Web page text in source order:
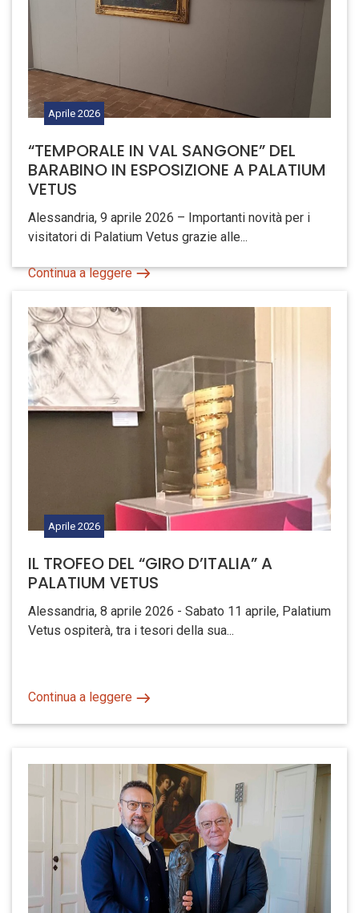
Aprile 2026
“TEMPORALE IN VAL SANGONE” DEL
BARABINO IN ESPOSIZIONE A PALATIUM
VETUS
Alessandria, 9 aprile 2026 – Importanti novità per i
visitatori di Palatium Vetus grazie alle...
Continua a leggere
Aprile 2026
IL TROFEO DEL “GIRO D’ITALIA” A
PALATIUM VETUS
Alessandria, 8 aprile 2026 - Sabato 11 aprile, Palatium
Vetus ospiterà, tra i tesori della sua...
Continua a leggere